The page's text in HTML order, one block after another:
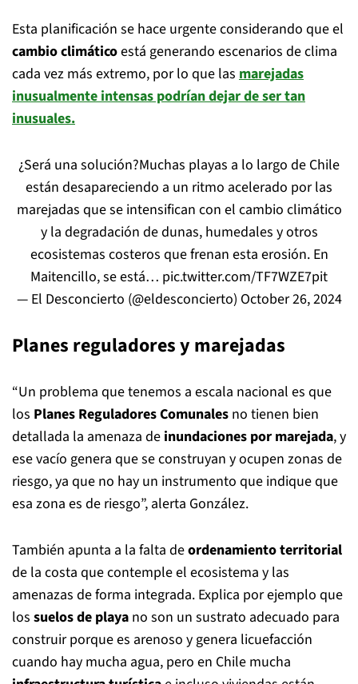
Esta planificación se hace urgente considerando que el
cambio climáticoestá generando escenarios de clima
cada vez más extremo, por lo que las marejadas
inusualmente intensas podrían dejar de ser tan
inusuales.
¿Será una solución?Muchas playas a lo largo de Chile
están desapareciendo a un ritmo acelerado por las
marejadas que se intensifican con el cambio climático
y la degradación de dunas, humedales y otros
ecosistemas costeros que frenan esta erosión. En
Maitencillo, se está… pic.twitter.com/TF7WZE7pit
— El Desconcierto (@eldesconcierto) October 26, 2024
Planes reguladores y marejadas
“Un problema que tenemos a escala nacional es que
los Planes Reguladores Comunales no tienen bien
detallada la amenaza de inundaciones por marejada, y
ese vacío genera que se construyan y ocupen zonas de
riesgo, ya que no hay un instrumento que indique que
esa zona es de riesgo”, alerta González.
También apunta a la falta deordenamiento territorial
de la costa que contemple el ecosistema y las
amenazas de forma integrada. Explica por ejemplo que
los suelos de playa no son un sustrato adecuado para
construir porque es arenoso y genera licuefacción
cuando hay mucha agua, pero en Chile mucha